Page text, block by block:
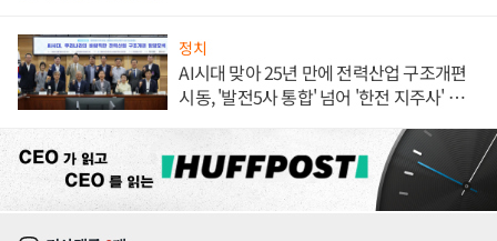
정치
AI시대 맞아 25년 만에 전력산업 구조개편
시동, '발전5사 통합' 넘어 '한전 지주사' 재편